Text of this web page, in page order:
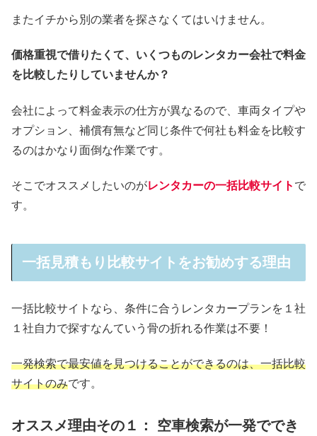
またイチから別の業者を探さなくてはいけません。
価格重視で借りたくて、いくつものレンタカー会社で料金
を比較したりしていませんか？
会社によって料金表示の仕方が異なるので、車両タイプや
オプション、補償有無など同じ条件で何社も料金を比較す
るのはかなり面倒な作業です。
そこでオススメしたいのがレンタカーの一括比較サイト で
す。
一括見積もり比較サイトをお勧めする理由
一括比較サイトなら、条件に合うレンタカープランを１社
１社自力で探すなんていう骨の折れる作業は不要！
一発検索で最安値を見つけることができるのは、一括比較
サイトのみです。
オススメ理由その１： 空車検索が一発ででき